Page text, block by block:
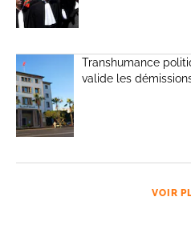
Transhumance
valide les
VOIR